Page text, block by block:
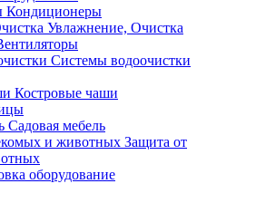
Кондиционеры
Увлажнение, Очистка
Системы водоочистки
Костровые чаши
Садовая мебель
Защита от
оборудование